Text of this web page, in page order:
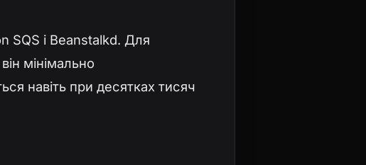
SQS і Beanstalkd. Для
мінімально
навіть при десятках тисяч